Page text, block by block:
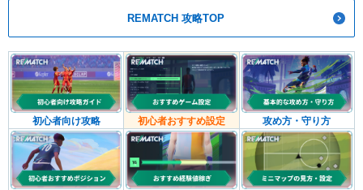
REMATCH 攻略TOP
初心者向け攻略 初心者おすすめ設定 攻め方・守り方